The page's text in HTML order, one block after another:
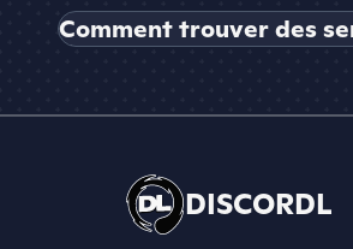
Comment trouver des
DISCORDL